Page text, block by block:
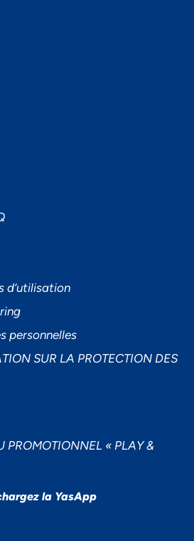
d’utilisation
personnelles
SUR LA PROTECTION DES
PROMOTIONNEL « PLAY &
la YasApp
DE
À VOTRE VIE
Préférences